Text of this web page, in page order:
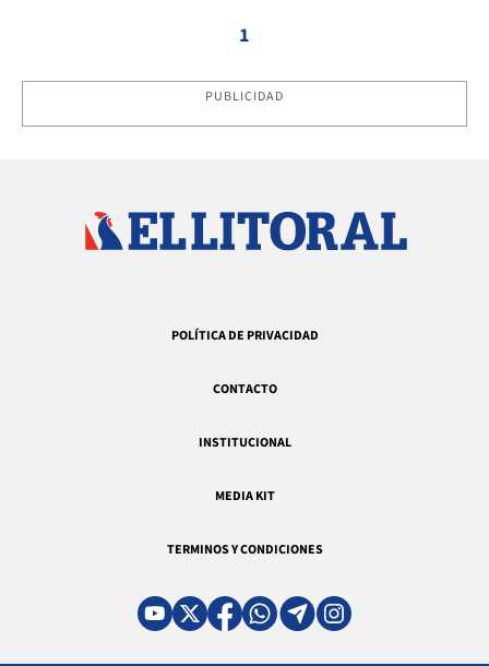
1
PUBLICIDAD
POLÍTICA DE PRIVACIDAD
CONTACTO
INSTITUCIONAL
MEDIA KIT
TERMINOS Y CONDICIONES